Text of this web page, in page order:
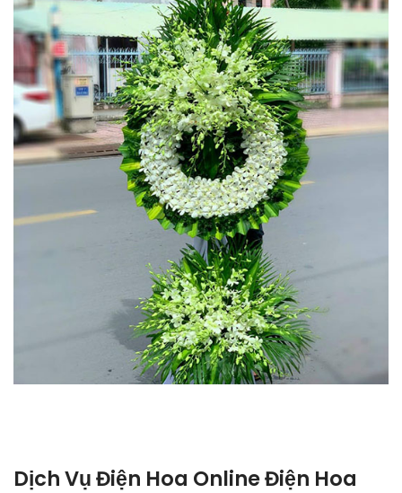
Dịch Vụ Điện Hoa Online Điện Hoa